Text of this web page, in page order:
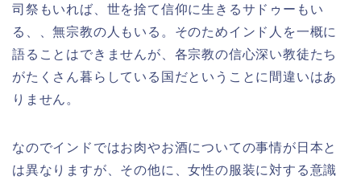
司祭もいれば、世を捨て信仰に生きるサドゥーもい
る、、無宗教の人もいる。そのためインド人を一概に
語ることはできませんが、各宗教の信心深い教徒たち
がたくさん暮らしている国だということに間違いはあ
りません。
なのでインドではお肉やお酒についての事情が日本と
は異なりますが、その他に、女性の服装に対する意識